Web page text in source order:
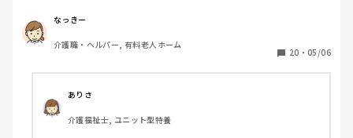
しかも6時間前後。
皆様の意見をお聞かせくださいませ。
なっきー
介護職・ヘルパー, 有料老人ホーム
20 ・ 05/06
ありさ
介護福祉士, ユニット型特養